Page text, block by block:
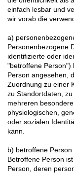
einfach lesbar und
wir vorab die
a)
Personenbezogene
identifizierte oder
"betroffene Person")
Person angesehen,
Zuordnung zu einer
zu Standortdaten,
mehreren
physiologischen,
oder sozialen
kann.
b) betroffene Person
Betroffene Person
Person, deren